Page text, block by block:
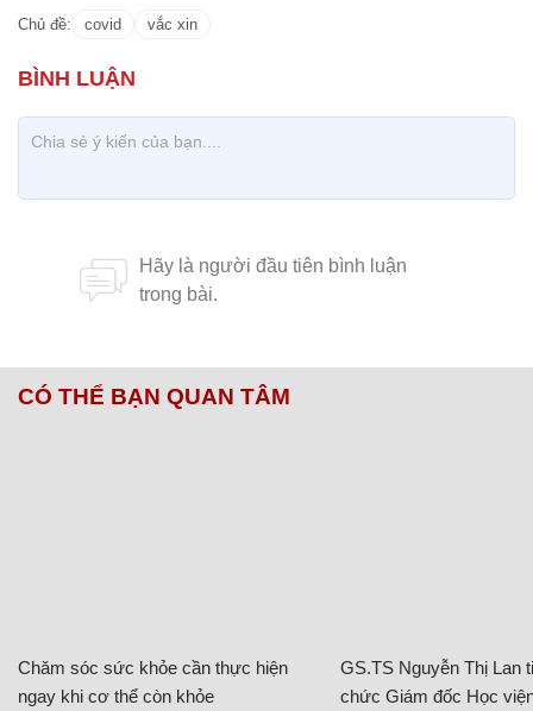
Chủ đề: covid vắc xin
CÓ THỂ BẠN QUAN TÂM
Chăm sóc sức khỏe cần thực hiện
ngay khi cơ thể còn khỏe
GS.TS Nguyễn Thị Lan
chức Giám đốc Học